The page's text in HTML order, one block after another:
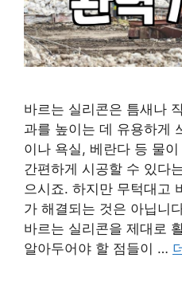
바르는 실리콘은 틈새나
과를 높이는 데 유용하게
이나 욕실, 베란다 등 물
간편하게 시공할 수 있다
으시죠. 하지만 무턱대고
가 해결되는 것은 아닙니
바르는 실리콘을 제대로
알아두어야 할 점들이 …